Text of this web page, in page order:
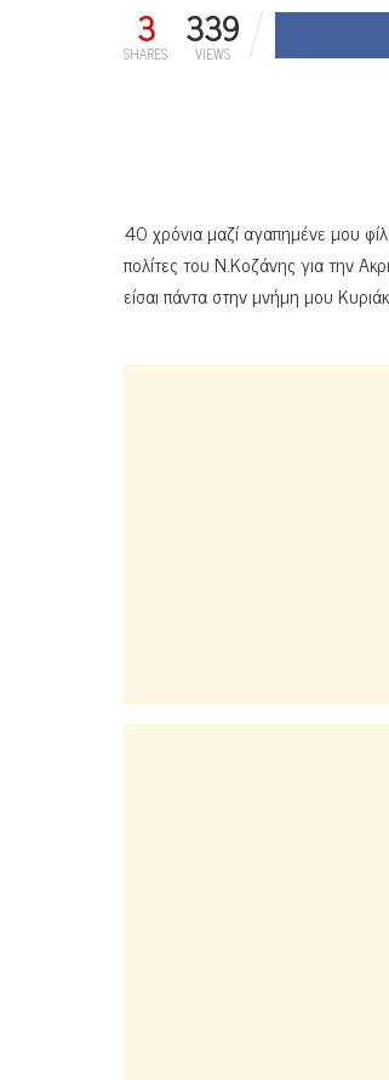
3
SHARES 339
VIEWS
40 χρόνια μαζί αγαπημένε μου
πολίτες του Ν.Κοζάνης για την
είσαι πάντα στην μνήμη μου